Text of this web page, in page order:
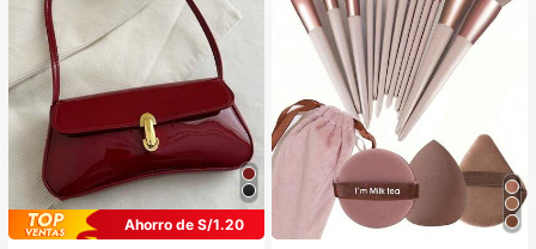
Ahorro de S/1.20